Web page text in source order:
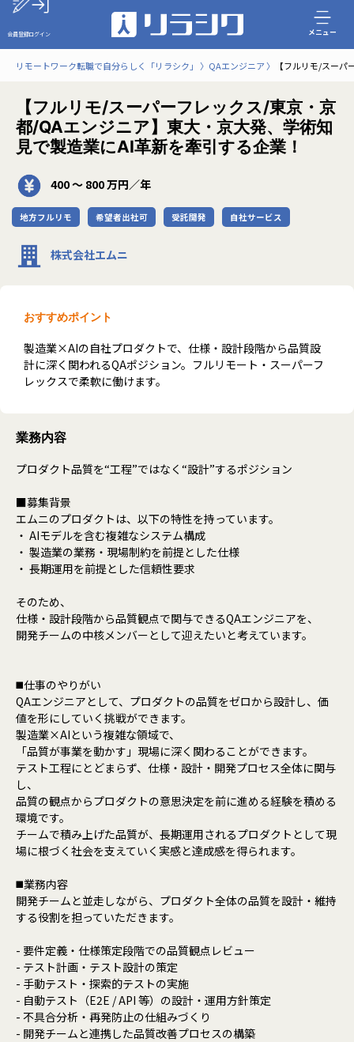
会員登録ログイン メニュー
リモートワーク転職で自分らしく「リラシク」 QAエンジニア 【フルリモ/スー
【フルリモ/スーパーフレックス/東京・京
都/QAエンジニア】東大・京大発、学術知
見で製造業にAI革新を牽引する企業！
400 〜 800 万円／年
地方フルリモ 希望者出社可 受託開発 自社サービス
株式会社エムニ
おすすめポイント
製造業×AIの自社プロダクトで、仕様・設計段階から品質設
計に深く関われるQAポジション。フルリモート・スーパーフ
レックスで柔軟に働けます。
業務内容
プロダクト品質を“工程”ではなく“設計”するポジション
■募集背景
エムニのプロダクトは、以下の特性を持っています。
・ AIモデルを含む複雑なシステム構成
・ 製造業の業務・現場制約を前提とした仕様
・ 長期運用を前提とした信頼性要求
そのため、
仕様・設計段階から品質観点で関与できるQAエンジニアを、
開発チームの中核メンバーとして迎えたいと考えています。
◼️仕事のやりがい
QAエンジニアとして、プロダクトの品質をゼロから設計し、価
値を形にしていく挑戦ができます。
製造業×AIという複雑な領域で、
「品質が事業を動かす」現場に深く関わることができます。
テスト工程にとどまらず、仕様・設計・開発プロセス全体に関与
し、
品質の観点からプロダクトの意思決定を前に進める経験を積める
環境です。
チームで積み上げた品質が、長期運用されるプロダクトとして現
場に根づく社会を支えていく実感と達成感を得られます。
◼️業務内容
開発チームと並走しながら、プロダクト全体の品質を設計・維持
する役割を担っていただきます。
- 要件定義・仕様策定段階での品質観点レビュー
- テスト計画・テスト設計の策定
- 手動テスト・探索的テストの実施
- 自動テスト（E2E / API 等）の設計・運用方針策定
- 不具合分析・再発防止の仕組みづくり
- 開発チームと連携した品質改善プロセスの構築